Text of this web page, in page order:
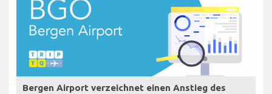
Bergen Airport verzeichnet einen Anstieg des